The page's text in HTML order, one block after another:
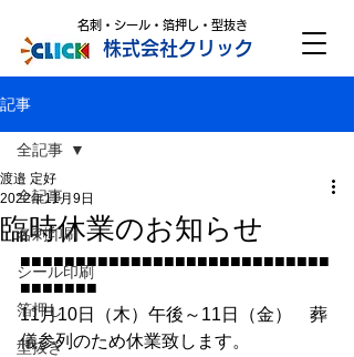
株式会社クリック
名刺・シール・箔押し・型抜き
記事
全記事
名刺印刷
シール印刷
箔押し
型抜き
全記事
臨時休業のお知らせ
渡邉 定好
2022年11月9日
■■■■■■■■■■■■■■■■■■■■■■■■■■■■
■■■■■■■
11月10日（木）午後～11日（金）　葬
儀参列のため休業致します。